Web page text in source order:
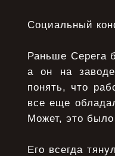
Социальный
Раньше Сеpега
а он на
понять, что
все еще
Может, это
Его всегда